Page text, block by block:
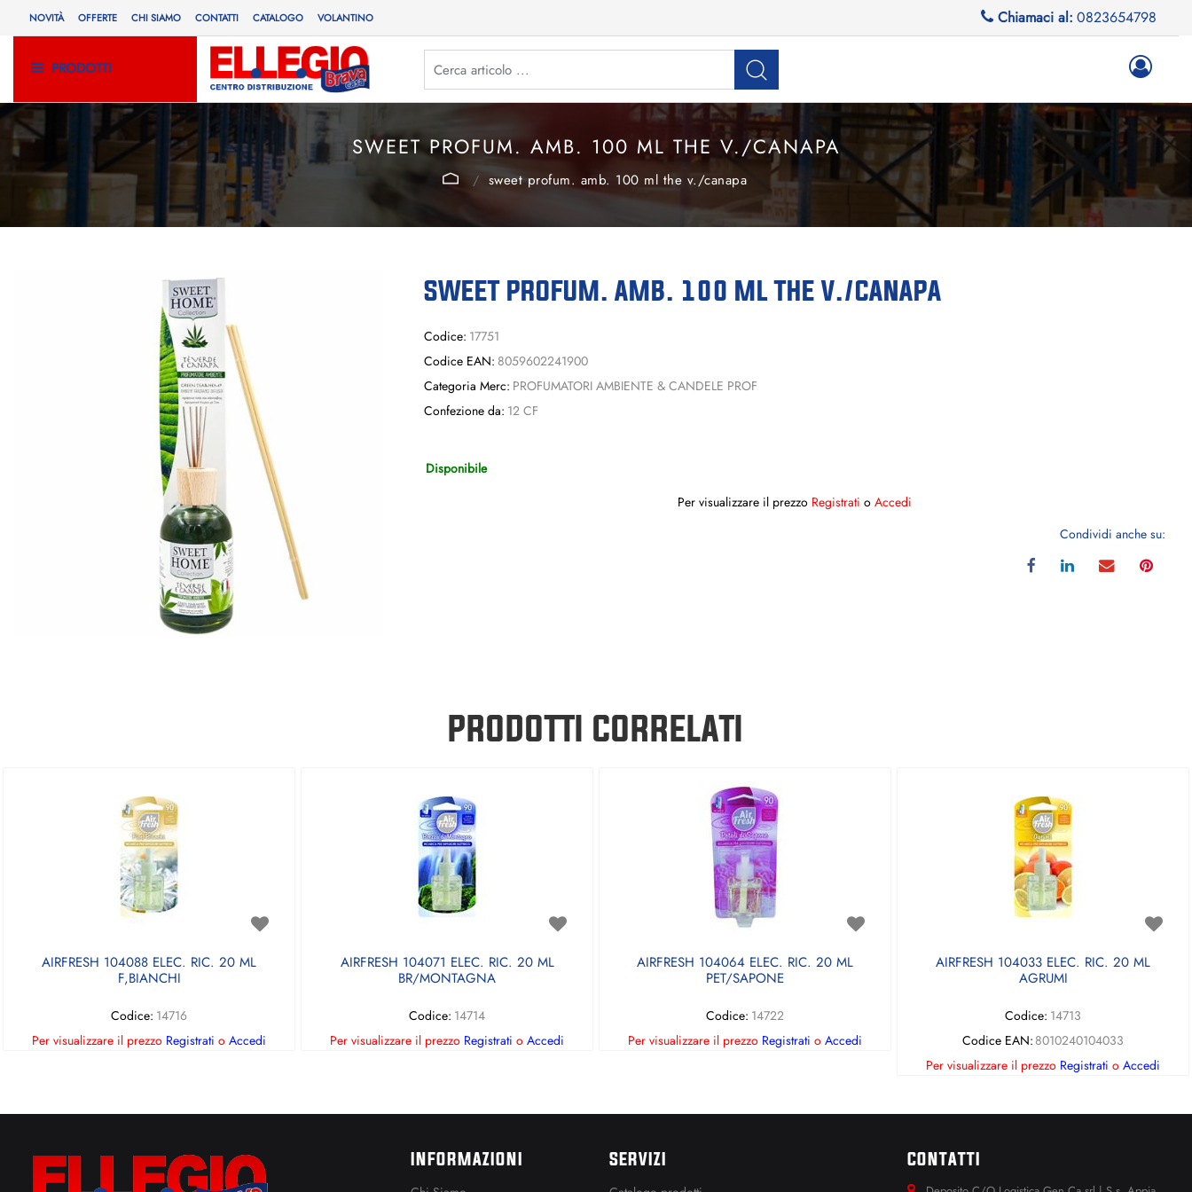
NOVITÀ OFFERTE CHI SIAMO CONTATTI CATALOGO VOLANTINO Chiamaci al: 0823654798
PRODOTTI
SWEET PROFUM. AMB. 100 ML THE V./CANAPA
sweet profum. amb. 100 ml the v./canapa
SWEET PROFUM. AMB. 100 ML THE V./CANAPA
Codice: 17751
Codice EAN: 8059602241900
Categoria Merc: PROFUMATORI AMBIENTE & CANDELE PROF
Confezione da: 12 CF
Disponibile
Per visualizzare il prezzo Registrati o Accedi
Condividi anche su:
PRODOTTI CORRELATI
AIRFRESH 104088 ELEC. RIC. 20 ML
F,BIANCHI
Codice: 14716
Per visualizzare il prezzo Registrati o Accedi
AIRFRESH 104071 ELEC. RIC. 20 ML
BR/MONTAGNA
Codice: 14714
Per visualizzare il prezzo Registrati o Accedi
AIRFRESH 104064 ELEC. RIC. 20 ML
PET/SAPONE
Codice: 14722
Per visualizzare il prezzo Registrati o Accedi
AIRFRESH 104033 ELEC. RIC. 20 ML
AGRUMI
Codice: 14713
Codice EAN: 8010240104033
Per visualizzare il prezzo Registrati o Accedi
INFORMAZIONI SERVIZI CONTATTI